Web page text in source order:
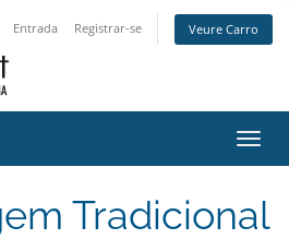
Entrada Registrar-se Veure Carro
la
Tradicional